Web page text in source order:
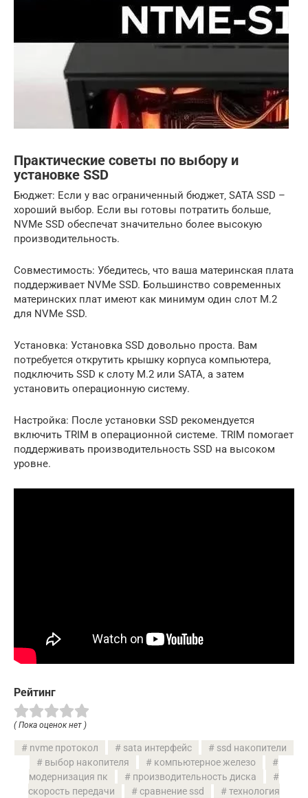
Практические советы по выбору и
установке SSD
Бюджет: Если у вас ограниченный бюджет‚ SATA SSD –
хороший выбор. Если вы готовы потратить больше‚
NVMe SSD обеспечат значительно более высокую
производительность.
Совместимость: Убедитесь‚ что ваша материнская плата
поддерживает NVMe SSD. Большинство современных
материнских плат имеют как минимум один слот M.2
для NVMe SSD.
Установка: Установка SSD довольно проста. Вам
потребуется открутить крышку корпуса компьютера‚
подключить SSD к слоту M.2 или SATA‚ а затем
установить операционную систему.
Настройка: После установки SSD рекомендуется
включить TRIM в операционной системе. TRIM помогает
поддерживать производительность SSD на высоком
уровне.
Рейтинг
( Пока оценок нет )
nvme протокол sata интерфейс
ssd накопители
выбор накопителя
компьютерное железо
модернизация пк
производительность диска
скорость передачи
сравнение ssd
технология